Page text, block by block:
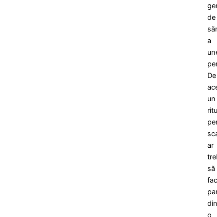
de
a
De
un
ar
să